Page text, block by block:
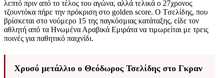
λεπτό πριν από το τέλος του αγώνα, αλλά τελικά ο 27χρονος
τζουντόκα πήρε την πρόκριση στο golden score. O Tσελίδης, που
βρίσκεται στο νούμερο 15 της παγκόσμιας κατάταξης, είδε τον
αθλητή από τα Ηνωμένα Αραβικά Εμιράτα να τιμωρείται με τρεις
ποινές για παθητικό παιχνίδι.
Χρυσό μετάλλιο ο Θεόδωρος Τσελίδης στο Γκραν